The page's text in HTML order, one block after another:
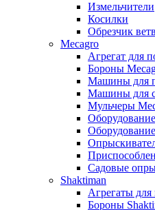
Измельчители
Косилки
Обрезчик
Mecagro
Агрегат для
Бороны
Машины для
Машины для
Мульчеры
Садовые
Shaktiman
Агрегаты для
Бороны